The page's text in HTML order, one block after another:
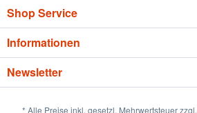
Shop Service
Informationen
Newsletter
* Alle Preise inkl. gesetzl. Mehrwertsteuer zzgl.